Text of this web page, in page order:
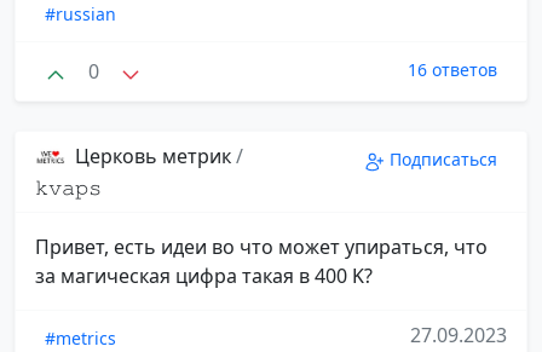
#russian
0 16 ответов
Церковь метрик/
𝚔𝚟𝚊𝚙𝚜
Подписаться
Привет, есть идеи во что может упираться, что
за магическая цифра такая в 400 K?
#metrics
27.09.2023